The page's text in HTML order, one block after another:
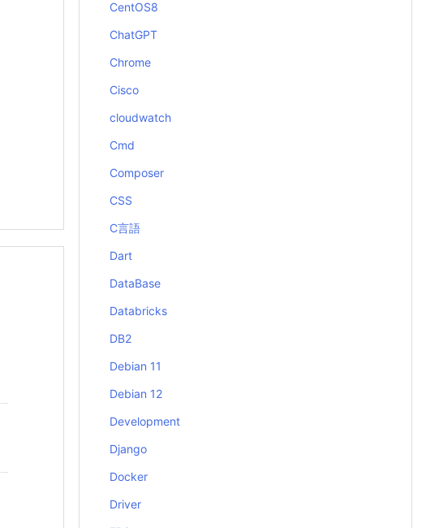
CentOS8
ChatGPT
Chrome
Cisco
cloudwatch
Cmd
Composer
CSS
C言語
Dart
DataBase
Databricks
DB2
Debian 11
Debian 12
Development
Django
Docker
Driver